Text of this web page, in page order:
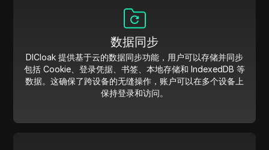
数据同步
DICloak 提供基于云的数据同步功能，用户可以存储并同步
包括 Cookie、登录凭据、书签、本地存储和 IndexedDB 等
数据。这确保了跨设备的无缝操作，账户可以在多个设备上
保持登录和访问。